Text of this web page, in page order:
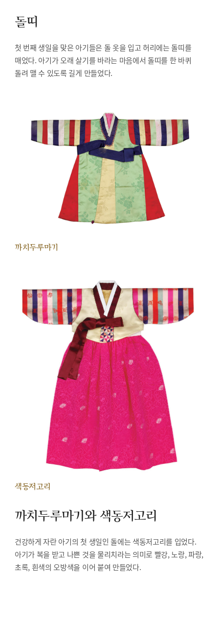
돌띠
첫 번째 생일을 맞은 아기들은 돌 옷을 입고 허리에는 돌띠를
매었다. 아기가 오래 살기를 바라는 마음에서 돌띠를 한 바퀴
돌려 맬 수 있도록 길게 만들었다.
까치두루마기
색동저고리
까치두루마기와 색동저고리
건강하게 자란 아기의 첫 생일인 돌에는 색동저고리를 입었다.
아기가 복을 받고 나쁜 것을 물리치라는 의미로 빨강, 노랑, 파랑,
초록, 흰색의 오방색을 이어 붙여 만들었다.